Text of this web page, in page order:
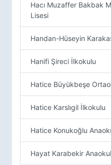
Hacı Muzaffer Bakbak
Lisesi
Handan-Hüseyin
Hanifi Şireci İlkokulu
Hatice Büyükbeşe
Hatice Karslıgil İlkokulu
Hatice Konukoğlu
Hayat Karabekir